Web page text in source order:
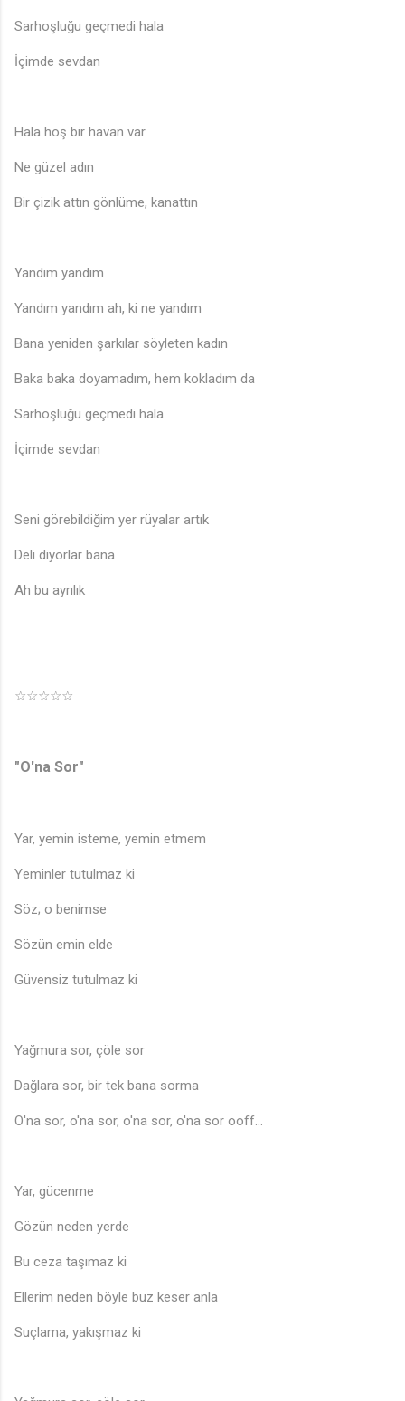
Sarhoşluğu geçmedi hala
İçimde sevdan
Hala hoş bir havan var
Ne güzel adın
Bir çizik attın gönlüme, kanattın
Yandım yandım
Yandım yandım ah, ki ne yandım
Bana yeniden şarkılar söyleten kadın
Baka baka doyamadım, hem kokladım da
Sarhoşluğu geçmedi hala
İçimde sevdan
Seni görebildiğim yer rüyalar artık
Deli diyorlar bana
Ah bu ayrılık
☆☆☆☆☆
"O'na Sor"
Yar, yemin isteme, yemin etmem
Yeminler tutulmaz ki
Söz; o benimse
Sözün emin elde
Güvensiz tutulmaz ki
Yağmura sor, çöle sor
Dağlara sor, bir tek bana sorma
O'na sor, o'na sor, o'na sor, o'na sor ooff...
Yar, gücenme
Gözün neden yerde
Bu ceza taşımaz ki
Ellerim neden böyle buz keser anla
Suçlama, yakışmaz ki